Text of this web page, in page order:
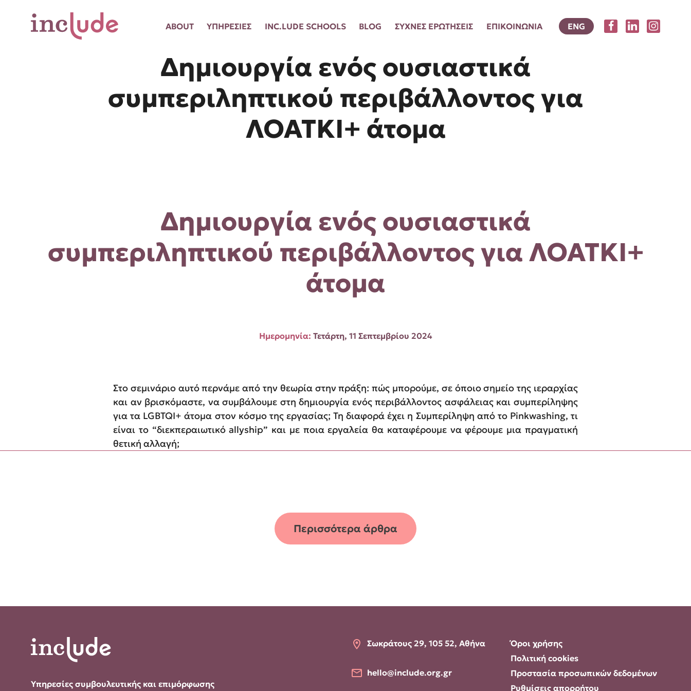
ABOUT ΥΠΗΡΕΣΙΕΣ INC.LUDE SCHOOLS BLOG ΣΥΧΝΕΣ ΕΡΩΤΗΣΕΙΣ ΕΠΙΚΟΙΝΩΝΙΑ ENG
Δημιουργία ενός ουσιαστικά
συμπεριληπτικού περιβάλλοντος για
ΛΟΑΤΚΙ+ άτομα
Δημιουργία ενός ουσιαστικά
συμπεριληπτικού περιβάλλοντος για ΛΟΑΤΚΙ+
άτομα
Ημερομηνία: Τετάρτη, 11 Σεπτεμβρίου 2024
Στο σεμινάριο αυτό περνάμε από την θεωρία στην πράξη: πώς μπορούμε, σε όποιο σημείο της ιεραρχίας
και αν βρισκόμαστε, να συμβάλουμε στη δημιουργία ενός περιβάλλοντος ασφάλειας και συμπερίληψης
για τα LGBTQI+ άτομα στον κόσμο της εργασίας; Τη διαφορά έχει η Συμπερίληψη από το Pinkwashing, τι
είναι το “διεκπεραιωτικό allyship” και με ποια εργαλεία θα καταφέρουμε να φέρουμε μια πραγματική
θετική αλλαγή;
Περισσότερα άρθρα
Υπηρεσίες συμβουλευτικής και επιμόρφωσης
Σωκράτους 29, 105 52, Αθήνα
hello@include.org.gr
Όροι χρήσης
Πολιτική cookies
Προστασία προσωπικών δεδομένων
Ρυθμίσεις απορρήτου